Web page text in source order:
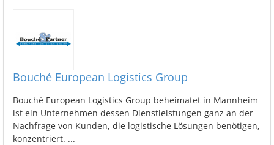
Bouché European Logistics Group
Bouché European Logistics Group beheimatet in Mannheim
ist ein Unternehmen dessen Dienstleistungen ganz an der
Nachfrage von Kunden, die logistische Lösungen benötigen,
konzentriert. ...